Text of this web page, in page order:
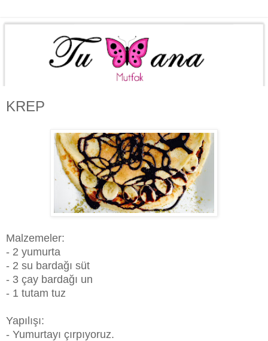
KREP
Malzemeler:
- 2 yumurta
- 2 su bardağı süt
- 3 çay bardağı un
- 1 tutam tuz
Yapılışı:
- Yumurtayı çırpıyoruz.